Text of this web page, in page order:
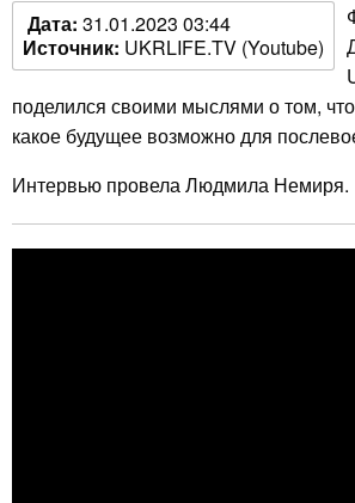
Дата: 31.01.2023 03:44
Источник: UKRLIFE.TV (Youtube)
поделился своими мыслями о том,
какое будущее возможно для
Интервью провела Людмила Немиря.